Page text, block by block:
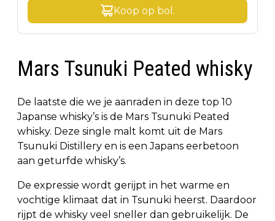
Koop op bol .
Mars Tsunuki Peated whisky
De laatste die we je aanraden in deze top 10
Japanse whisky’s is de Mars Tsunuki Peated
whisky. Deze single malt komt uit de Mars
Tsunuki Distillery en is een Japans eerbetoon
aan geturfde whisky’s.
De expressie wordt gerijpt in het warme en
vochtige klimaat dat in Tsunuki heerst. Daardoor
rijpt de whisky veel sneller dan gebruikelijk. De